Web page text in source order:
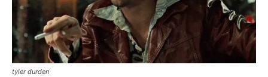
tyler durden